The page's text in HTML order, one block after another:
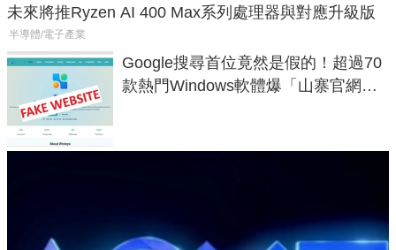
未來將推Ryzen AI 400 Max系列處理器與對應升級版
半導體/電子產業
Google搜尋首位竟然是假的！超過70
款熱門Windows軟體爆「山寨官網」